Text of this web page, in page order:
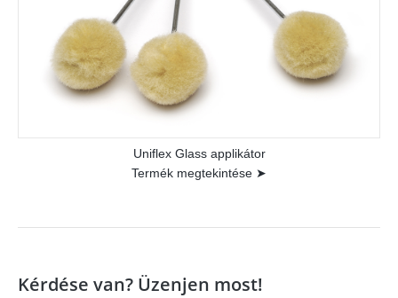
Uniflex Glass applikátor
Termék megtekintése ➤
Kérdése van? Üzenjen most!